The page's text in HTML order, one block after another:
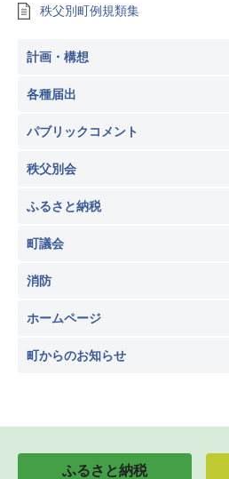
秩父別町例規類集
計画・構想
各種届出
パブリックコメント
秩父別会
ふるさと納税
町議会
消防
ホームページ
町からのお知らせ
ふるさと納税